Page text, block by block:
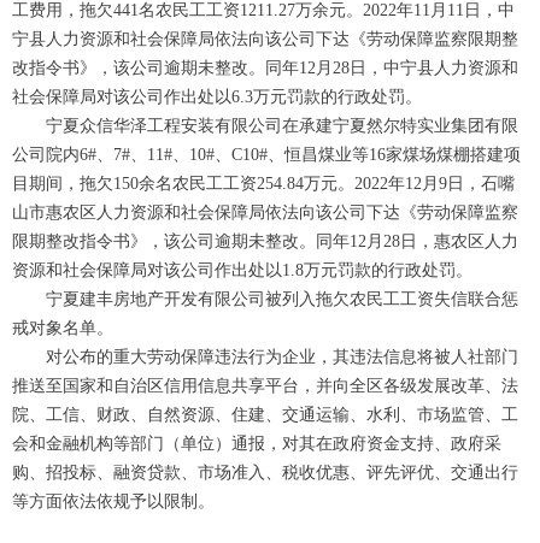
工费用，拖欠441名农民工工资1211.27万余元。2022年11月11日，中
宁县人力资源和社会保障局依法向该公司下达《劳动保障监察限期整
改指令书》，该公司逾期未整改。同年12月28日，中宁县人力资源和
社会保障局对该公司作出处以6.3万元罚款的行政处罚。
宁夏众信华泽工程安装有限公司在承建宁夏然尔特实业集团有限
公司院内6#、7#、11#、10#、C10#、恒昌煤业等16家煤场煤棚搭建项
目期间，拖欠150余名农民工工资254.84万元。2022年12月9日，石嘴
山市惠农区人力资源和社会保障局依法向该公司下达《劳动保障监察
限期整改指令书》，该公司逾期未整改。同年12月28日，惠农区人力
资源和社会保障局对该公司作出处以1.8万元罚款的行政处罚。
宁夏建丰房地产开发有限公司被列入拖欠农民工工资失信联合惩
戒对象名单。
对公布的重大劳动保障违法行为企业，其违法信息将被人社部门
推送至国家和自治区信用信息共享平台，并向全区各级发展改革、法
院、工信、财政、自然资源、住建、交通运输、水利、市场监管、工
会和金融机构等部门（单位）通报，对其在政府资金支持、政府采
购、招投标、融资贷款、市场准入、税收优惠、评先评优、交通出行
等方面依法依规予以限制。